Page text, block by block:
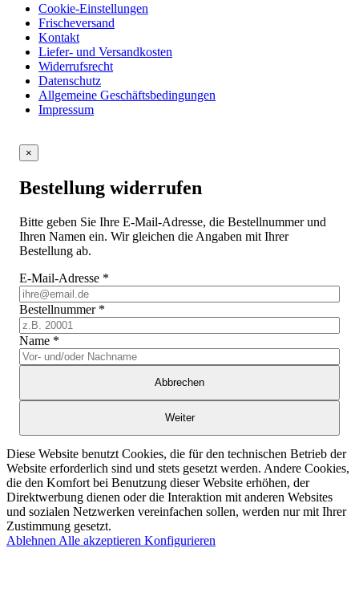
Cookie-Einstellungen
Frischeversand
Kontakt
Liefer- und Versandkosten
Widerrufsrecht
Datenschutz
Allgemeine Geschäftsbedingungen
Impressum
×
Bestellung widerrufen
Bitte geben Sie Ihre E-Mail-Adresse, die Bestellnummer und
Ihren Namen ein. Wir gleichen die Angaben mit Ihrer
Bestellung ab.
E-Mail-Adresse *
Bestellnummer *
Name *
Abbrechen
Weiter
Diese Website benutzt Cookies, die für den technischen Betrieb der
Website erforderlich sind und stets gesetzt werden. Andere Cookies,
die den Komfort bei Benutzung dieser Website erhöhen, der
Direktwerbung dienen oder die Interaktion mit anderen Websites
und sozialen Netzwerken vereinfachen sollen, werden nur mit Ihrer
Zustimmung gesetzt.
Ablehnen Alle akzeptieren Konfigurieren